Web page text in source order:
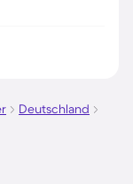
Deutschland